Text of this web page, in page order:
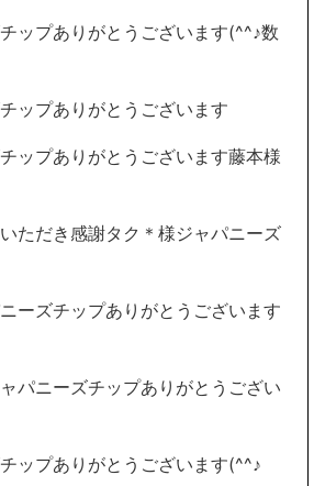
ップありがとうございます(^^♪数
ップありがとうございます
ップありがとうございます藤本様
ただき感謝タク＊様ジャパニーズ
ーズチップありがとうございます
パニーズチップありがとうござい
ップありがとうございます(^^♪